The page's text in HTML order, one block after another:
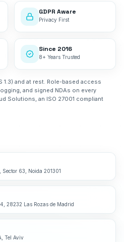
GDPR Aware
Privacy First
Since 2016
8+ Years Trusted
1.3) and at rest. Role-based access
and signed NDAs on every
Solutions, an ISO 27001 compliant
63, Noida 201301
28232 Las Rozas de Madrid
Tel Aviv